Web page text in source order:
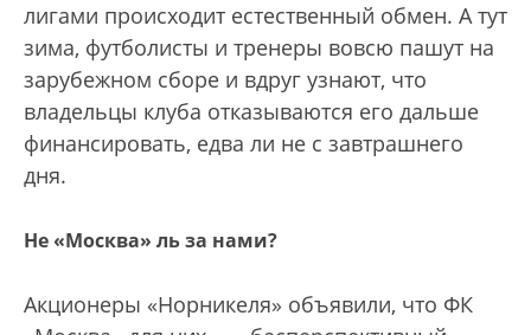
лигами происходит естественный обмен. А тут
зима, футболисты и тренеры вовсю пашут на
зарубежном сборе и вдруг узнают, что
владельцы клуба отказываются его дальше
финансировать, едва ли не с завтрашнего
дня.
Не «Москва» ль за нами?
Акционеры «Норникеля» объявили, что ФК